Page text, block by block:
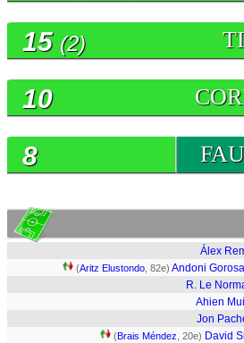
15 (2)
10
8
Álex
(Aritz Elustondo , 82e) Andoni
R. Le
Ahien
Jon
(Brais Méndez , 20e) David